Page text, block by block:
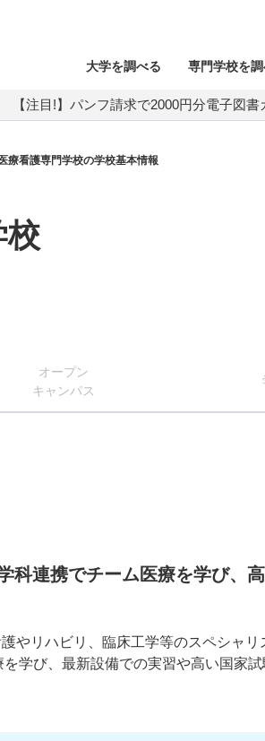
大学を調べる 専門学校を
【注目!】パンフ請求で2000円分電子図
療看護専門学校の学校基本情報
校
オープン
キャンパス
科連携でチーム医療を学び、
やリハビリ、臨床工学等のスペシャリ
学び、最新設備での実習や高い国家